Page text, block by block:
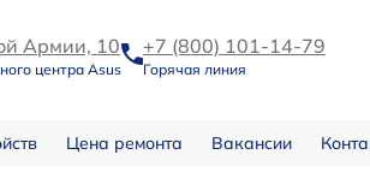
Армии, 10
центра Asus
+7 (800) 101-14-79
Горячая линия
Цена ремонта Вакансии